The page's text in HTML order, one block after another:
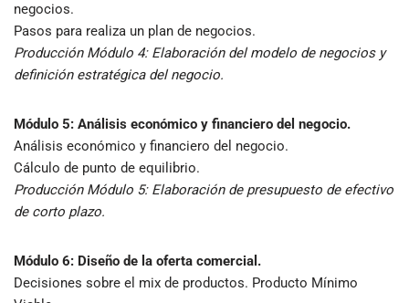
negocios.
Pasos para realiza un plan de negocios.
Producción Módulo 4: Elaboración del modelo de negocios y
definición estratégica del negocio.
Módulo 5: Análisis económico y financiero del negocio.
Análisis económico y financiero del negocio.
Cálculo de punto de equilibrio.
Producción Módulo 5: Elaboración de presupuesto de efectivo
de corto plazo.
Módulo 6: Diseño de la oferta comercial.
Decisiones sobre el mix de productos. Producto Mínimo